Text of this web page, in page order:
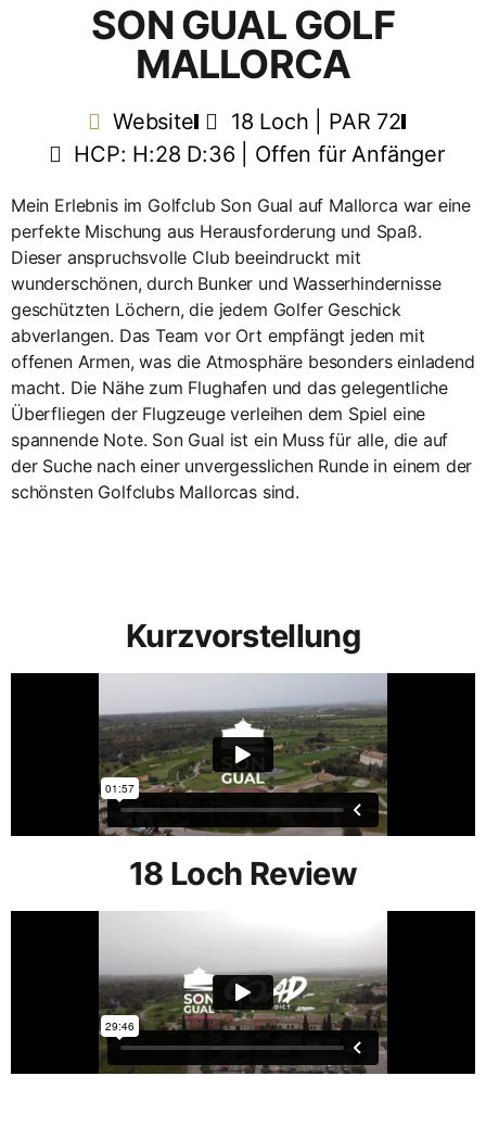
SON GUAL GOLF
MALLORCA
Website
18 Loch | PAR 72
HCP: H:28 D:36 | Offen für Anfänger
Mein Erlebnis im Golfclub Son Gual auf Mallorca war eine
perfekte Mischung aus Herausforderung und Spaß.
Dieser anspruchsvolle Club beeindruckt mit
wunderschönen, durch Bunker und Wasserhindernisse
geschützten Löchern, die jedem Golfer Geschick
abverlangen. Das Team vor Ort empfängt jeden mit
offenen Armen, was die Atmosphäre besonders einladend
macht. Die Nähe zum Flughafen und das gelegentliche
Überfliegen der Flugzeuge verleihen dem Spiel eine
spannende Note. Son Gual ist ein Muss für alle, die auf
der Suche nach einer unvergesslichen Runde in einem der
schönsten Golfclubs Mallorcas sind.
Kurzvorstellung
18 Loch Review